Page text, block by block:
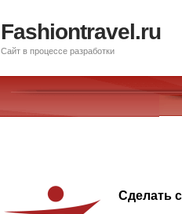
Fashiontravel.ru
Сайт в процессе разработки
Сделать